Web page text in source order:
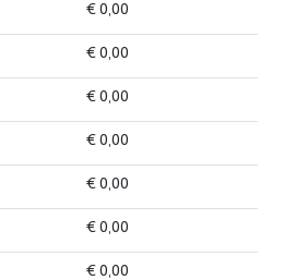
€ 0,00
€ 0,00
€ 0,00
€ 0,00
€ 0,00
€ 0,00
€ 0,00